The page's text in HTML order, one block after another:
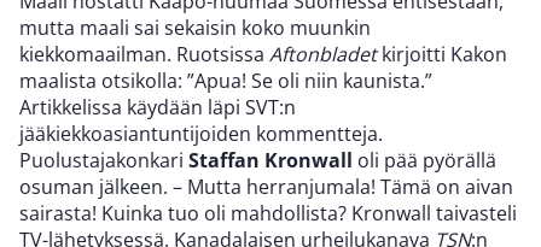
mutta maali sai sekaisin koko muunkin
kiekkomaailman. Ruotsissa Aftonbladetkirjoitti Kakon
maalista otsikolla: ”Apua! Se oli niin kaunista.”
Artikkelissa käydään läpi SVT:n
jääkiekkoasiantuntijoiden kommentteja.
Puolustajakonkari Staffan Kronwall oli pää pyörällä
osuman jälkeen. – Mutta herranjumala! Tämä on aivan
sairasta! Kuinka tuo oli mahdollista? Kronwall taivasteli
TV-lähetyksessä. Kanadalaisen urheilukanava TSN:n